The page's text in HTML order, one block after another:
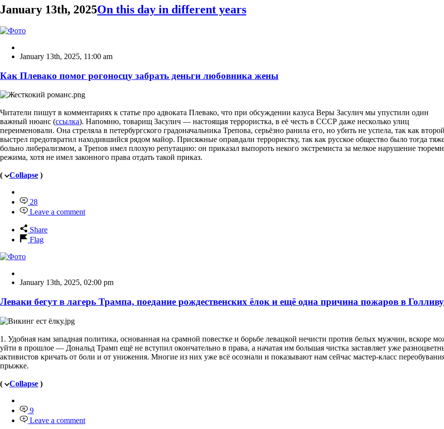
January 13th, 2025On this day in different years
January 13th, 2025, 11:00 am
Как Плевако помог рогоносцу забрать деньги любовника жены
Читатели пишут в комментариях к статье про адвоката Плевако, что при обсуждении казуса Веры Засулич мы упустили один
важный нюанс (ссылка). Напомню, товарищ Засулич — настоящая террористка, в её честь в СССР даже несколько улиц
переименовали. Она стреляла в петербургского градоначальника Трепова, серьёзно ранила его, но убить не успела, так как второй
выстрел предотвратил находившийся рядом майор. Присяжные оправдали террористку, так как русское общество было тогда
больно либерализмом, а Трепов имел плохую репутацию: он приказал выпороть некого экстремиста за мелкое нарушение
режима, хотя не имел законного права отдать такой приказ.
( Collapse )
28
Leave a comment
Share
Flag
January 13th, 2025, 02:00 pm
Леваки бегут в лагерь Трампа, поедание рождественских ёлок и ещё одна причина пожаров в
1. Удобная нам западная политика, основанная на срамной повестке и борьбе левацкой нечисти против белых мужчин, вскоре
уйти в прошлое — Дональд Трамп ещё не вступил окончательно в права, а начатая им большая чистка заставляет уже
активистов кричать от боли и от унижения. Многие из них уже всё осознали и показывают нам сейчас мастер-класс
прыжке.
( Collapse )
9
Leave a comment